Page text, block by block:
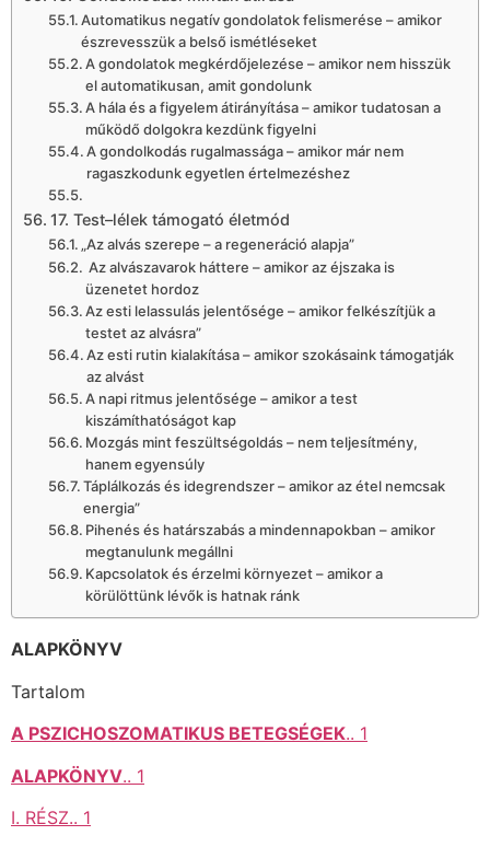
Automatikus negatív gondolatok felismerése – amikor
észrevesszük a belső ismétléseket
A gondolatok megkérdőjelezése – amikor nem hisszük
el automatikusan, amit gondolunk
A hála és a figyelem átirányítása – amikor tudatosan a
működő dolgokra kezdünk figyelni
A gondolkodás rugalmassága – amikor már nem
ragaszkodunk egyetlen értelmezéshez
17. Test–lélek támogató életmód
„Az alvás szerepe – a regeneráció alapja”
Az alvászavarok háttere – amikor az éjszaka is
üzenetet hordoz
Az esti lelassulás jelentősége – amikor felkészítjük a
testet az alvásra”
Az esti rutin kialakítása – amikor szokásaink támogatják
az alvást
A napi ritmus jelentősége – amikor a test
kiszámíthatóságot kap
Mozgás mint feszültségoldás – nem teljesítmény,
hanem egyensúly
Táplálkozás és idegrendszer – amikor az étel nemcsak
energia”
Pihenés és határszabás a mindennapokban – amikor
megtanulunk megállni
Kapcsolatok és érzelmi környezet – amikor a
körülöttünk lévők is hatnak ránk
ALAPKÖNYV
Tartalom
A PSZICHOSZOMATIKUS BETEGSÉGEK.. 1
ALAPKÖNYV.. 1
I. RÉSZ.. 1